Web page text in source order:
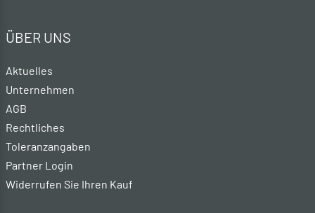
ÜBER UNS
Aktuelles
Unternehmen
AGB
Rechtliches
Toleranzangaben
Partner Login
Widerrufen Sie Ihren Kauf